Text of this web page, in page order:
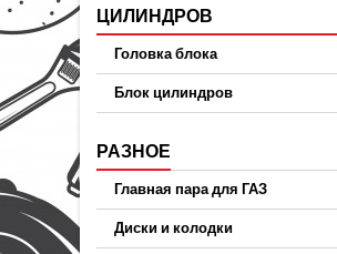
ЦИЛИНДРОВ
Головка блока
Блок цилиндров
РАЗНОЕ
Главная пара для ГАЗ
Диски и колодки